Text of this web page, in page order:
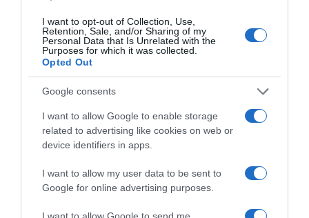
I want to opt-out of Collection, Use,
Retention, Sale, and/or Sharing of my
Personal Data that Is Unrelated with the
Purposes for which it was collected.
Opted Out
Google consents
I want to allow Google to enable storage
related to advertising like cookies on web or
device identifiers in apps.
I want to allow my user data to be sent to
Google for online advertising purposes.
I want to allow Google to send me